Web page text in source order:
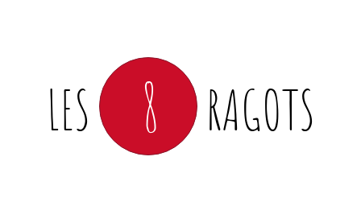
LES 8 RAGOTS